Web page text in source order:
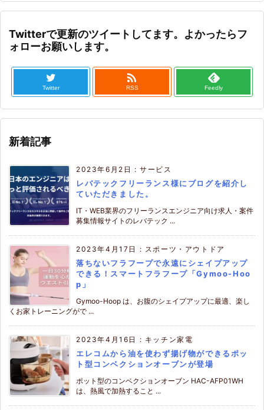
Twitterで更新のツイートしてます。よかったらフ
ォローお願いします。
Twitter

RSS Feedly
新着記事
2023年6月2日 :サービス
レバテックフリーランス様にブログを紹介し
ていただきました。
IT・WEB業界のフリーランスエンジニア向け求人・案件
募集情報サイトのレバテック ...
2023年4月17日 : スポーツ・アウトドア
落ちないフラフープで永遠にシェイプアップ
できる！スマートフラフープ「Gymoo-Hoo
p」
Gymoo-Hoop は、お腹のシェイプアップに最適、楽し
くお家トレーニングがで ...
2023年4月16日 : キッチン家電
エレコムから油を使わず揚げ物ができるポッ
ト型コンベクションオーブンが登場
ポット型のコンベクションオーブン HAC-AFP01WH
は、熱風で加熱すること ...